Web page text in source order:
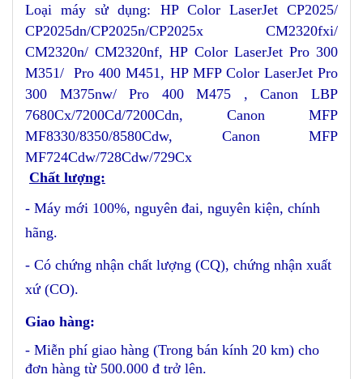
Loại máy sử dụng: HP Color LaserJet CP2025/
CP2025dn/CP2025n/CP2025x CM2320fxi/
CM2320n/ CM2320nf, HP Color LaserJet Pro 300
M351/ Pro 400 M451, HP MFP Color LaserJet Pro
300 M375nw/ Pro 400 M475 , Canon LBP
7680Cx/7200Cd/7200Cdn, Canon MFP
MF8330/8350/8580Cdw, Canon MFP
MF724Cdw/728Cdw/729Cx
Chất lượng:
- Máy mới 100%, nguyên đai, nguyên kiện, chính
hãng.
- Có chứng nhận chất lượng (CQ), chứng nhận xuất
xứ (CO).
Giao hàng:
- Miễn phí giao hàng (Trong bán kính 20 km) cho
đơn hàng từ 500.000 đ trở lên.